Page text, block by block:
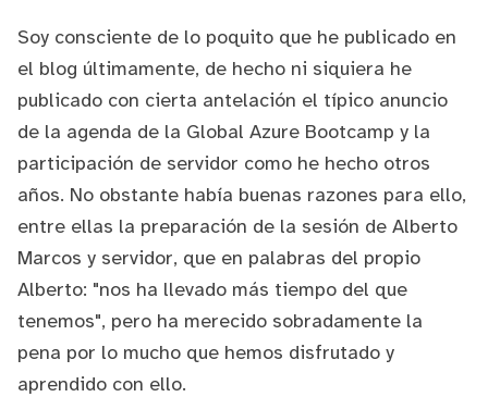
Soy consciente de lo poquito que he publicado en
el blog últimamente, de hecho ni siquiera he
publicado con cierta antelación el típico anuncio
de la agenda de la Global Azure Bootcamp y la
participación de servidor como he hecho otros
años. No obstante había buenas razones para ello,
entre ellas la preparación de la sesión de Alberto
Marcos y servidor, que en palabras del propio
Alberto: "nos ha llevado más tiempo del que
tenemos", pero ha merecido sobradamente la
pena por lo mucho que hemos disfrutado y
aprendido con ello.